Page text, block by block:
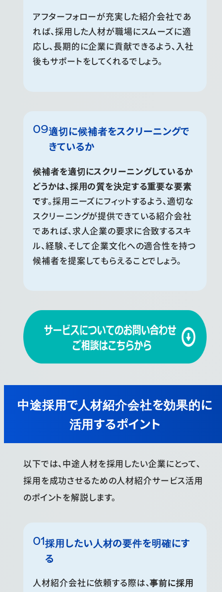
アフターフォローが充実した紹介会社であ
れば、採用した人材が職場にスムーズに適
応し、長期的に企業に貢献できるよう、入社
後もサポートをしてくれるでしょう。
適切に候補者をスクリーニングで
きているか
候補者を適切にスクリーニングしているか
どうかは、採用の質を決定する重要な要素
です。採用ニーズにフィットするよう、適切な
スクリーニングが提供できている紹介会社
であれば、求人企業の要求に合致するスキ
ル、経験、そして企業文化への適合性を持つ
候補者を提案してもらえることでしょう。
中途採用で人材紹介会社を効果的に
活用するポイント
以下では、中途人材を採用したい企業にとって、
採用を成功させるための人材紹介サービス活用
のポイントを解説します。
採用したい人材の要件を明確にす
る
人材紹介会社に依頼する際は、事前に採用